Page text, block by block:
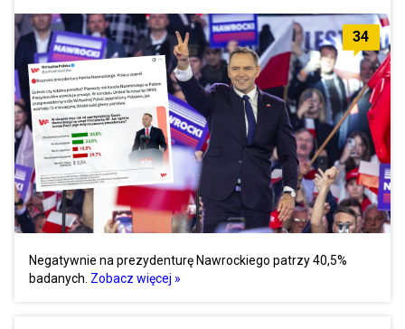
34
Negatywnie na prezydenturę Nawrockiego patrzy 40,5%
badanych. Zobacz więcej »